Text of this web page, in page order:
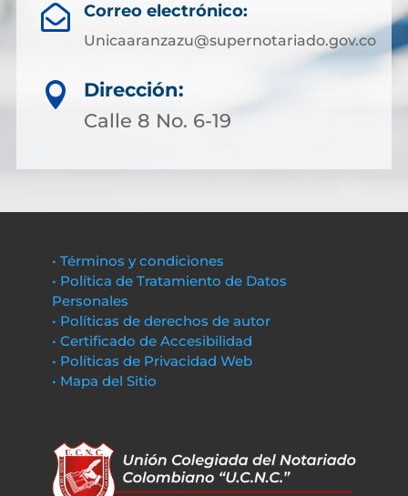
 Correo electrónico:
Unicaaranzazu@supernotariado.gov.co

Dirección:
Calle 8 No. 6-19
• Términos y condiciones
• Política de Tratamiento de Datos
Personales
• Políticas de derechos de autor
• Certificado de Accesibilidad
• Políticas de Privacidad Web
• Mapa del Sitio